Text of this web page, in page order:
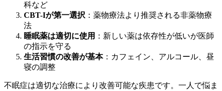
科など
CBT-Iが第一選択 ：薬物療法より推奨される非薬物療
法
睡眠薬は適切に使用 ：新しい薬は依存性が低いが医師
の指示を守る
生活習慣の改善が基本：カフェイン、アルコール、昼
寝の調整
不眠症は適切な治療により改善可能な疾患です。一人で悩ま